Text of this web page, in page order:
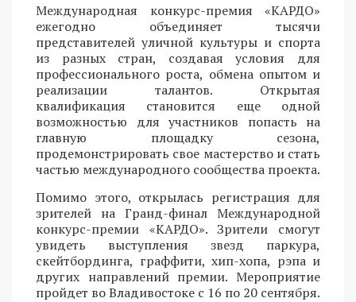
Международная конкурс-премия «КАРДО»
ежегодно объединяет тысячи
представителей уличной культуры и спорта
из разных стран, создавая условия для
профессионального роста, обмена опытом и
реализации талантов. Открытая
квалификация становится еще одной
возможностью для участников попасть на
главную площадку сезона,
продемонстрировать свое мастерство и стать
частью международного сообщества проекта.
Помимо этого, открылась регистрация для
зрителей на Гранд-финал Международной
конкурс-премии «КАРДО». Зрители смогут
увидеть выступления звезд паркура,
скейтбординга, граффити, хип-хопа, рэпа и
других направлений премии. Мероприятие
пройдет во Владивостоке с 16 по 20 сентября.